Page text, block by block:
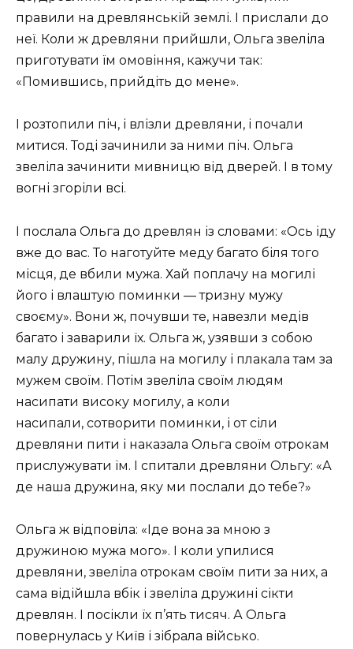
правили на древлянській землі. І прислали до
неї. Коли ж древляни прийшли, Ольга звеліла
приготувати їм омовіння, кажучи так:
«Помившись, прийдіть до мене».
І розтопили піч, і влізли древляни, і почали
митися. Тоді зачинили за ними піч. Ольга
звеліла зачинити мивницю від дверей. І в тому
вогні згоріли всі.
І послала Ольга до древлян із словами: «Ось іду
вже до вас. То наготуйте меду багато біля того
місця, де вбили мужа. Хай поплачу на могилі
його і влаштую поминки — тризну мужу
своєму». Вони ж, почувши те, навезли медів
багато і заварили їх. Ольга ж, узявши з собою
малу дружину, пішла на могилу і плакала там за
мужем своїм. Потім звеліла своїм людям
насипати високу могилу, а коли
насипали, сотворити поминки, і от сіли
древляни пити і наказала Ольга своїм отрокам
прислужувати їм. І спитали древляни Ольгу: «А
де наша дружина, яку ми послали до тебе?»
Ольга ж відповіла: «Іде вона за мною з
дружиною мужа мого». І коли упилися
древляни, звеліла отрокам своїм пити за них, а
сама відійшла вбік і звеліла дружині сікти
древлян. І посікли їх п’ять тисяч. А Ольга
повернулась у Київ і зібрала військо.